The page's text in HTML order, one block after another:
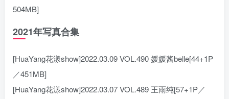
504MB]
2021年写真合集
[HuaYang花漾show]2022.03.09 VOL.490 媛媛酱belle[44+1P
／451MB]
[HuaYang花漾show]2022.03.07 VOL.489 王雨纯[57+1P／